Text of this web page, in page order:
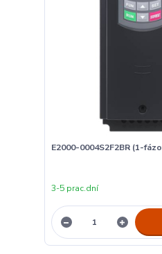
E2000-0004S2F2BR (1-
3-5 prac.dní